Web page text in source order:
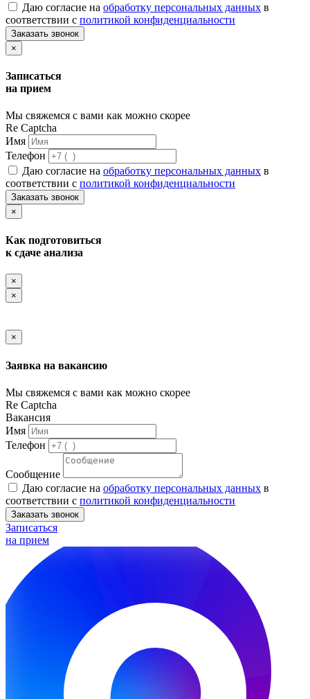
Даю согласие на обработку персональных данных в
соответствии с политикой конфиденциальности
Заказать звонок
×
Записаться
на прием
Мы свяжемся с вами как можно скорее
Re Captcha
Имя
Телефон
Даю согласие на обработку персональных данных в
соответствии с политикой конфиденциальности
Заказать звонок
×
Как подготовиться
к сдаче анализа
×
×
×
Заявка на вакансию
Мы свяжемся с вами как можно скорее
Re Captcha
Вакансия
Имя
Телефон
Сообщение
Даю согласие на обработку персональных данных в
соответствии с политикой конфиденциальности
Заказать звонок
Записаться
на прием